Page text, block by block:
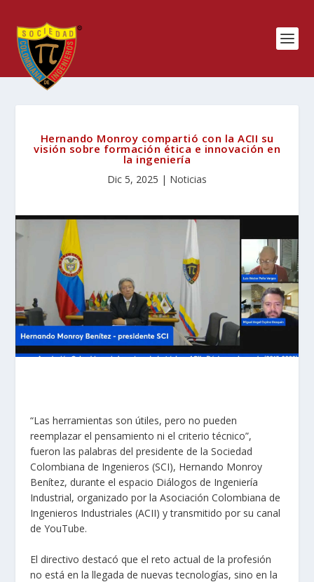
Hernando Monroy compartió con la ACII su
visión sobre formación ética e innovación en
la ingeniería
Dic 5, 2025 | Noticias
“Las herramientas son útiles, pero no pueden
reemplazar el pensamiento ni el criterio técnico”,
fueron las palabras del presidente de la Sociedad
Colombiana de Ingenieros (SCI), Hernando Monroy
Benítez, durante el espacio Diálogos de Ingeniería
Industrial, organizado por la Asociación Colombiana de
Ingenieros Industriales (ACII) y transmitido por su canal
de YouTube.
El directivo destacó que el reto actual de la profesión
no está en la llegada de nuevas tecnologías, sino en la